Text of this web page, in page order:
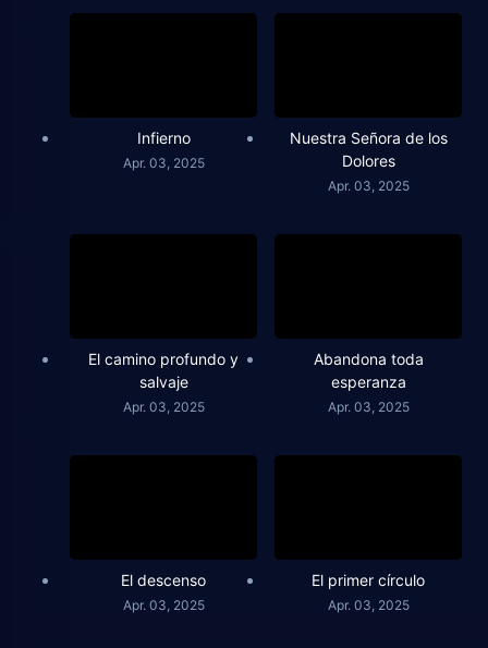
Infierno
Apr. 03, 2025
Nuestra Señora de los
Dolores
Apr. 03, 2025
El camino profundo y
salvaje
Apr. 03, 2025
Abandona toda
esperanza
Apr. 03, 2025
El descenso
Apr. 03, 2025
El primer círculo
Apr. 03, 2025